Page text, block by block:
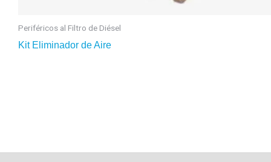
Periféricos al Filtro de Diésel
Kit Eliminador de Aire